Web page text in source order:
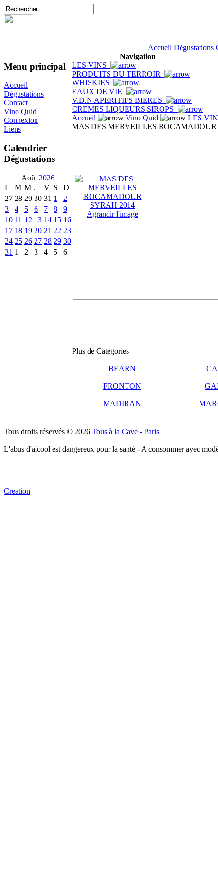
Accueil Dégustations
Menu principal
Accueil
Dégustations
Contact
Vino Quid
Connexion
Liens
Calendrier
Dégustations
Août 2026
L
M M J V S
D
27 28 29 30 31 1
2
3
4 5 6 7 8
9
10 11 12 13 14 15 16
17 18 19 20 21 22 23
24 25 26 27 28 29 30
31 1 2 3 4 5 6
Navigation
LES VINS
PRODUITS DU TERROIR
WHISKIES
EAUX DE VIE
V.D.N APERITIFS BIERES
CREMES LIQUEURS SIROPS
Accueil
Vino Quid
LES
MAS DES MERVEILLES ROCAMADOUR
Agrandir l'image
Plus de Catégories
BEARN
FRONTON
MADIRAN
Tous droits réservés © 2026 Tous à la Cave - Paris
L'abus d'alcool est dangereux pour la santé - A consommer avec
Creation